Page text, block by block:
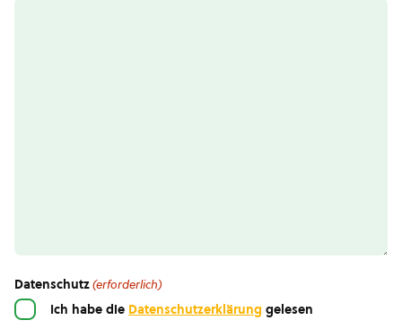
Datenschutz(erforderlich)
Ich habe die Datenschutzerklärung gelesen